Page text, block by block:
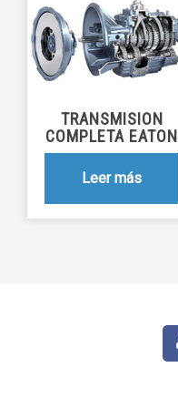
TRANSMISION
COMPLETA EATON
Leer más